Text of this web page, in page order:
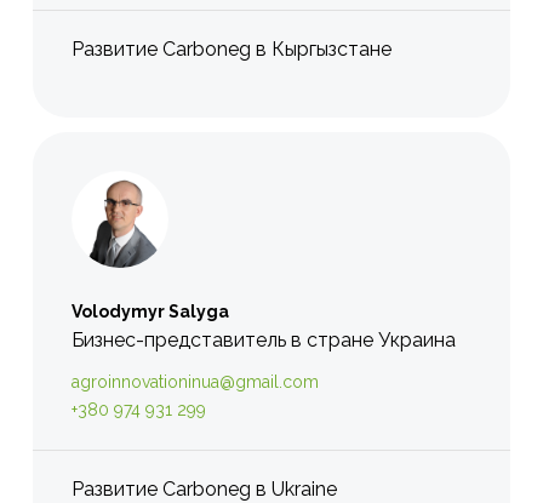
Развитие Carboneg в Кыргызстане
Volodymyr Salyga
Бизнес-представитель в стране Украина
agroinnovationinua@gmail.com
+380 974 931 299
Развитие Carboneg в Ukraine